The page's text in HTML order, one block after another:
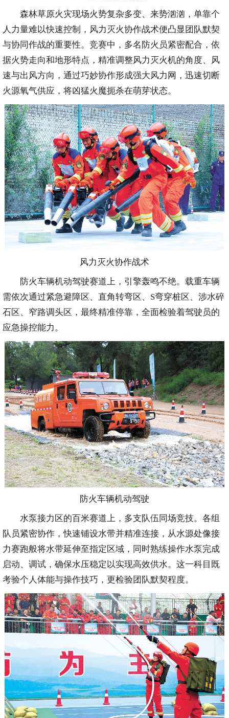
森林草原火灾现场火势复杂多变、来势汹汹，单靠个
人力量难以快速控制，风力灭火协作战术便凸显团队默契
与协同作战的重要性。竞赛中，多名防火员紧密配合，依
据火势走向和地形特点，精准调整风力灭火机的角度、风
速与出风方向，通过巧妙协作形成强大风力网，迅速切断
火源氧气供应，将凶猛火魔扼杀在萌芽状态。
风力灭火协作战术
防火车辆机动驾驶赛道上，引擎轰鸣不绝。载重车辆
需依次通过紧急避障区、直角转弯区、S弯穿桩区、涉水碎
石区、窄路调头区，最终精准停靠，全面检验着驾驶员的
应急操控能力。
防火车辆机动驾驶
水泵接力区的百米赛道上，多支队伍同场竞技。各组
队员紧密协作，快速铺设水带并精准连接，从水源处像接
力赛跑般将水带延伸至指定区域，同时熟练操作水泵完成
启动、调试，确保水压稳定以实现高效供水。这一科目既
考验个人体能与操作技巧，更检验团队默契程度。